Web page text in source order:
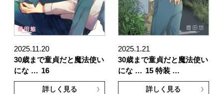
2025.11.20
30歳まで童貞だと魔法使い
にな … 16
詳しく見る
2025.1.21
30歳まで童貞だと魔法使い
にな … 15 特装 …
詳しく見る